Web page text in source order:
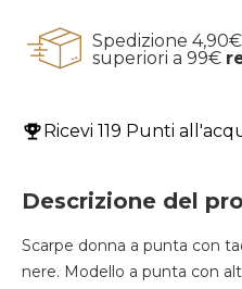
Spedizione
superiori a 99€
Ricevi 119 Punti
Descrizione del
Scarpe donna a punta con
nere. Modello a punta con